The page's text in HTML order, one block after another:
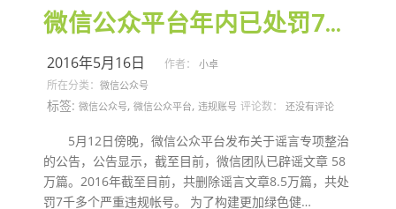
微信公众平台年内已处罚7千违规账号
2016年5月16日 作者： 小卓
所在分类： 微信公众号
标签: 微信公众号, 微信公众平台, 违规账号 评论数： 还没有评论
5月12日傍晚，微信公众平台发布关于谣言专项整治
的公告，公告显示，截至目前，微信团队已辟谣文章 58
万篇。2016年截至目前，共删除谣言文章8.5万篇，共处
罚7千多个严重违规帐号。 为了构建更加绿色健…